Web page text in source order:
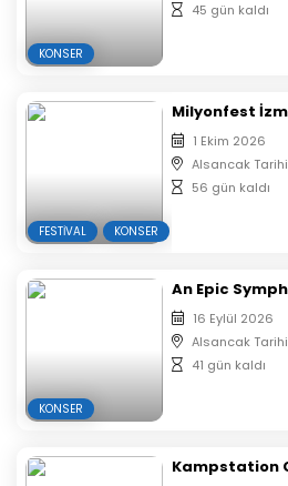
KONSER
45 gün kaldı
FESTIVAL KONSER
Milyonfest
1 Ekim 2026
Alsancak
56 gün kaldı
KONSER
An Epic
16 Eylül 2026
Alsancak
41 gün kaldı
Kampstation